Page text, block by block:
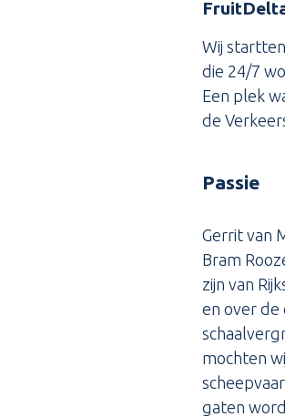
Wij
die 24/7
Een plek
de
Passie
Gerrit van
Bram
zijn van
en over de
mochten
gaten